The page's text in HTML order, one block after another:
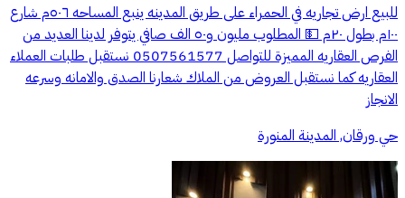
للبيع ارض تجاريه في الحمراء على طريق المدينه ينبع المساحه ٥٠٦م شارع
١٠٠م بطول ٢٠م 💵 المطلوب مليون و٥٠ الف صافي يتوفر لدينا العديد من
الفرص العقاريه المميزة للتواصل 0507561577 نستقبل طلبات العملاء
العقاريه كما نستقبل العروض من الملاك شعارنا الصدق والامانه وسرعه
الانجاز
حي ورقان, المدينة المنورة